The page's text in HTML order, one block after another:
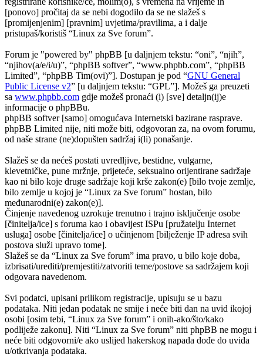
[ponovo] pročitaj da se nebi dogodilo da se ne slažeš s
[promijenjenim] [pravnim] uvjetima/pravilima, a i dalje
pristupaš/koristiš “Linux za Sve forum”.
Forum je "powered by" phpBB [u daljnjem tekstu: “oni”, “njih”,
“njihov(a/e/i/u)”, “phpBB softver”, “www.phpbb.com”, “phpBB
Limited”, “phpBB Tim(ovi)”]. Dostupan je pod “GNU General
Public License v2” [u daljnjem tekstu: “GPL”]. Možeš ga preuzeti
sa www.phpbb.com gdje možeš pronaći (i) [sve] detaljn(ij)e
informacije o phpBBu.
phpBB softver [samo] omogućava Internetski bazirane rasprave.
phpBB Limited nije, niti može biti, odgovoran za, na ovom forumu,
od naše strane (ne)dopušten sadržaj i(li) ponašanje.
Slažeš se da nećeš postati uvredljive, bestidne, vulgarne,
klevetničke, pune mržnje, prijeteće, seksualno orijentirane sadržaje
kao ni bilo koje druge sadržaje koji krše zakon(e) [bilo tvoje zemlje,
bilo zemlje u kojoj je “Linux za Sve forum” hostan, bilo
međunarodni(e) zakon(e)].
Činjenje navedenog uzrokuje trenutno i trajno isključenje osobe
[činitelja/ice] s foruma kao i obavijest ISPu [pružatelju Internet
usluga] osobe [činitelja/ice] o učinjenom [bilježenje IP adresa svih
postova služi upravo tome].
Slažeš se da “Linux za Sve forum” ima pravo, u bilo koje doba,
izbrisati/urediti/premjestiti/zatvoriti teme/postove sa sadržajem koji
odgovara navedenom.
Svi podatci, upisani prilikom registracije, upisuju se u bazu
podataka. Niti jedan podatak ne smije i neće biti dan na uvid ikojoj
osobi [osim tebi, “Linux za Sve forum” i onih-ako/što/kako
podliježe zakonu]. Niti “Linux za Sve forum” niti phpBB ne mogu i
neće biti odgovorni/e ako uslijed hakerskog napada dođe do uvida
u/otkrivanja podataka.